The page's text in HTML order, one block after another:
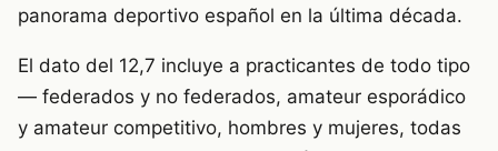
panorama deportivo español en la última década.
El dato del 12,7 incluye a practicantes de todo tipo
— federados y no federados, amateur esporádico
y amateur competitivo, hombres y mujeres, todas